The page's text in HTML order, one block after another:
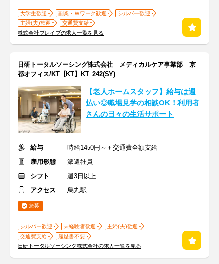
大学生歓迎 副業・Ｗワーク歓迎
シルバー歓迎
主婦(夫)歓迎
交通費支給
株式会社ブレイブの求人一覧を見る
日研トータルソーシング株式会社 メディカルケア事業部 京
都オフィス/KT【KT】KT_242(SY)
【老人ホームスタッフ】給与は週
払い◎職場見学の相談OK！利用者
さんの日々の生活サポート
給与
時給1450円～＋交通費全額支給
雇用形態
派遣社員
シフト
週3日以上
アクセス
烏丸駅
急募
シルバー歓迎 未経験者歓迎
主婦(夫)歓迎
交通費支給
履歴書不要
日研トータルソーシング株式会社の求人一覧を見る